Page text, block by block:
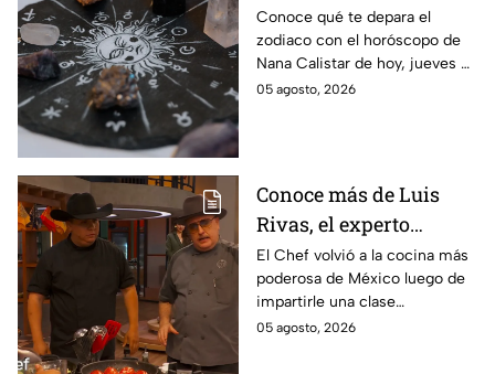
de agosto: a estos
signos se les abren las
puertas del dinero
Conoce qué te depara el
zodiaco con el horóscopo de
Nana Calistar de hoy, jueves 6
de agosto. ¿Será dinero o
05 agosto, 2026
Conoce más de Luis
Rivas, el experto
parrillero que fue
invitado a la batalla por
equipos de MasterChef
24/7
El Chef volvió a la cocina más
poderosa de México luego de
impartirle una clase
personalizada a Ixdit
05 agosto, 2026